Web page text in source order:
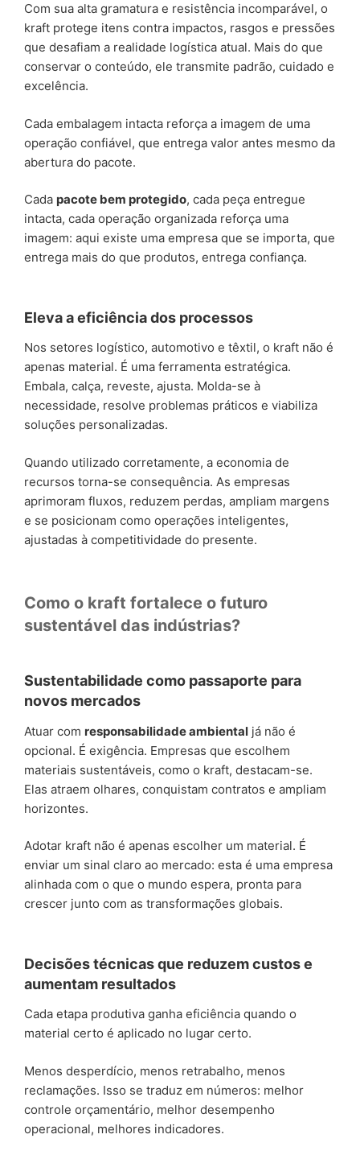
Com sua alta gramatura e resistência incomparável, o
kraft protege itens contra impactos, rasgos e pressões
que desafiam a realidade logística atual. Mais do que
conservar o conteúdo, ele transmite padrão, cuidado e
excelência.
Cada embalagem intacta reforça a imagem de uma
operação confiável, que entrega valor antes mesmo da
abertura do pacote.
Cada pacote bem protegido, cada peça entregue
intacta, cada operação organizada reforça uma
imagem: aqui existe uma empresa que se importa, que
entrega mais do que produtos, entrega confiança.
Eleva a eficiência dos processos
Nos setores logístico, automotivo e têxtil, o kraft não é
apenas material. É uma ferramenta estratégica.
Embala, calça, reveste, ajusta. Molda-se à
necessidade, resolve problemas práticos e viabiliza
soluções personalizadas.
Quando utilizado corretamente, a economia de
recursos torna-se consequência. As empresas
aprimoram fluxos, reduzem perdas, ampliam margens
e se posicionam como operações inteligentes,
ajustadas à competitividade do presente.
Como o kraft fortalece o futuro
sustentável das indústrias?
Sustentabilidade como passaporte para
novos mercados
Atuar com responsabilidade ambiental já não é
opcional. É exigência. Empresas que escolhem
materiais sustentáveis, como o kraft, destacam-se.
Elas atraem olhares, conquistam contratos e ampliam
horizontes.
Adotar kraft não é apenas escolher um material. É
enviar um sinal claro ao mercado: esta é uma empresa
alinhada com o que o mundo espera, pronta para
crescer junto com as transformações globais.
Decisões técnicas que reduzem custos e
aumentam resultados
Cada etapa produtiva ganha eficiência quando o
material certo é aplicado no lugar certo.
Menos desperdício, menos retrabalho, menos
reclamações. Isso se traduz em números: melhor
controle orçamentário, melhor desempenho
operacional, melhores indicadores.